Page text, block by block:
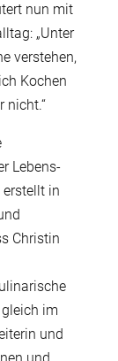
nun mit
„Unter
verstehen,
Kochen
nicht.“
Lebens-
in
Christin
im
und